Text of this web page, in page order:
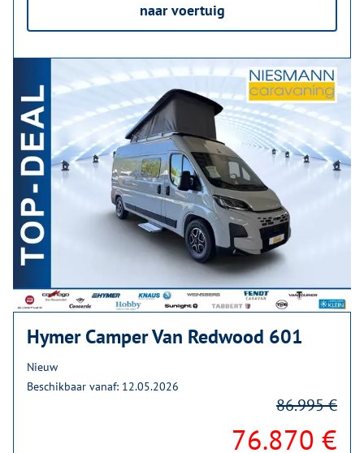
naar voertuig
Hymer Camper Van Redwood 601
Nieuw
Beschikbaar vanaf: 12.05.2026
76.870 €
86.995 €